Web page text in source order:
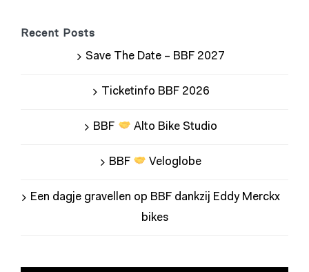
Recent Posts
Save The Date – BBF 2027
Ticketinfo BBF 2026
BBF Alto Bike Studio
BBF Veloglobe
Een dagje gravellen op BBF dankzij Eddy Merckx
bikes